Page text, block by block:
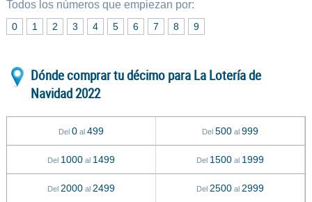
Todos los números que empiezan por:
0 1 2 3 4 5 6 7 8 9
Dónde comprar tu décimo para La Lotería de
Navidad 2022
Del 0al 499 Del500 al999
Del 1000al 1499 Del 1500 al 1999
Del 2000al 2499 Del 2500 al 2999